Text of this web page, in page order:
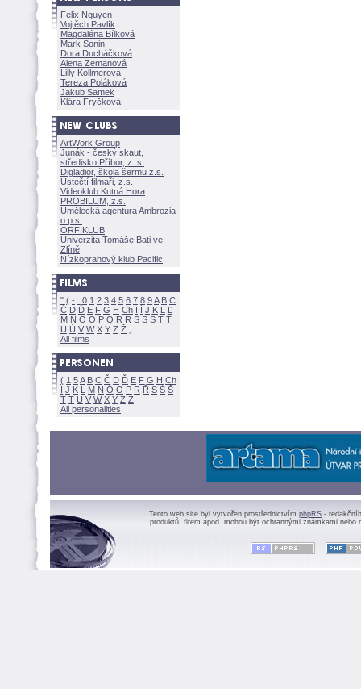
Felix Nguyen
Vojtěch Pavlík
Magdaléna Bílkov
Mark Sonin
Dora Ducháčkov
Alena Zemanov
Lilly Kollmerov
Tereza Polákov
Jakub Samek
Klára Fryčkov
ArtWork Group
Junák - český skaut,
středisko Příbor, z. s.
Digladior, škola šermu z.s.
Ústečtí filmaři, z.s.
Videoklub Kutná Hora
PROBILUM, z.s.
Umělecká agentura Ambrozia
o.p.s.
ORFIKLUB
Univerzita Tomáše Bati ve
Zlíně
Nízkoprahový klub Pacific
" ( - 0 1 2 3 4 5 6 7 8 9A B C
Č D Ď E F G H Ch I Í J K L
Ľ
M N O Ó P Q R Ř S Ś T Ť
U Ú V W X Y Z
All films
( 1 5A B C Č D Ď E F G H Ch
I J K L M N Ó O P R Ř S Ś
Ť T U V W X Y Z
All personalities
Tento web site byl vytvořen prostřednictvím phpRS -
produktů, firem apod. mohou být ochrannými známkami